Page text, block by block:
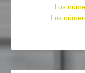
Los
Los